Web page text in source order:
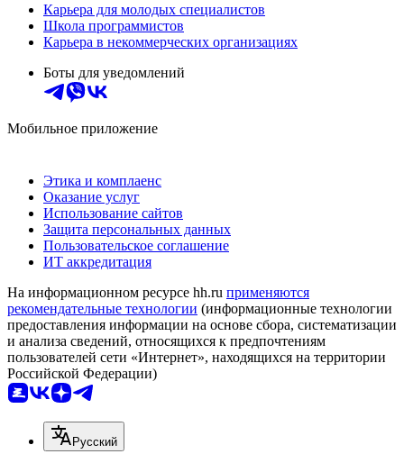
Карьера для молодых специалистов
Школа программистов
Карьера в некоммерческих организациях
Боты для уведомлений
Мобильное приложение
Этика и комплаенс
Оказание услуг
Использование сайтов
Защита персональных данных
Пользовательское соглашение
ИТ аккредитация
На информационном ресурсе hh.ru применяются
рекомендательные технологии (информационные технологии
предоставления информации на основе сбора, систематизации
и анализа сведений, относящихся к предпочтениям
пользователей сети «Интернет», находящихся на территории
Российской Федерации)
Русский